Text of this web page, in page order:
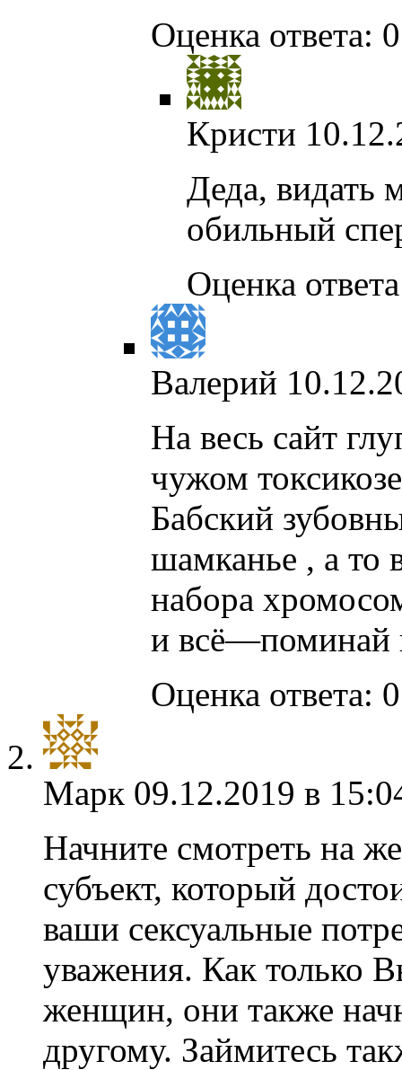
Оценка ответа:
Кристи
Деда, видать
обильный
Оценка
Валерий
На весь сайт
чужом
Бабский
шамканье , а то
набора
и всё—поминай
Оценка ответа:
Марк 09.12.2019 в
Начните смотреть на
субъект, который
ваши сексуальные
уважения. Как только
женщин, они также
другому. Займитесь